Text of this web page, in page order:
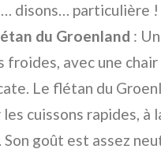
disons… particulière !
du Groenland :
froides, avec une
Le flétan du
les cuissons rapides, à
Son goût est assez